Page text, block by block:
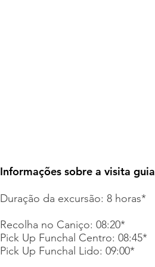
Informações sobre a visita
Duração da excursão: 8 horas*
Recolha no Caniço: 08:20*
Pick Up Funchal Centro: 08:45*
Pick Up Funchal Lido: 09:00*